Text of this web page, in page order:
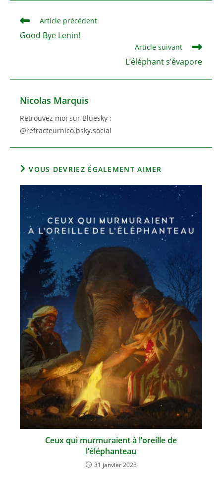
Read
articles
Article précédent
Good Bye Lenin!
Article suivant
L’éléphant s’évapore
Nicolas Marquis
Retrouvez moi sur Bluesky :
@refracteurnico.bsky.social
VOUS DEVRIEZ ÉGALEMENT AIMER
Ceux qui murmuraient à l’oreille de
l’éléphanteau
31 janvier 2023